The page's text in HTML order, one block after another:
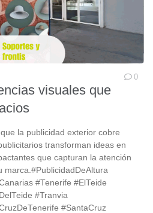
visuales que
0
la publicidad exterior cobre
transforman ideas en
que capturan la atención
marca.#PublicidadDeAltura
#Tenerife #ElTeide
#Tranvia
#SantaCruz